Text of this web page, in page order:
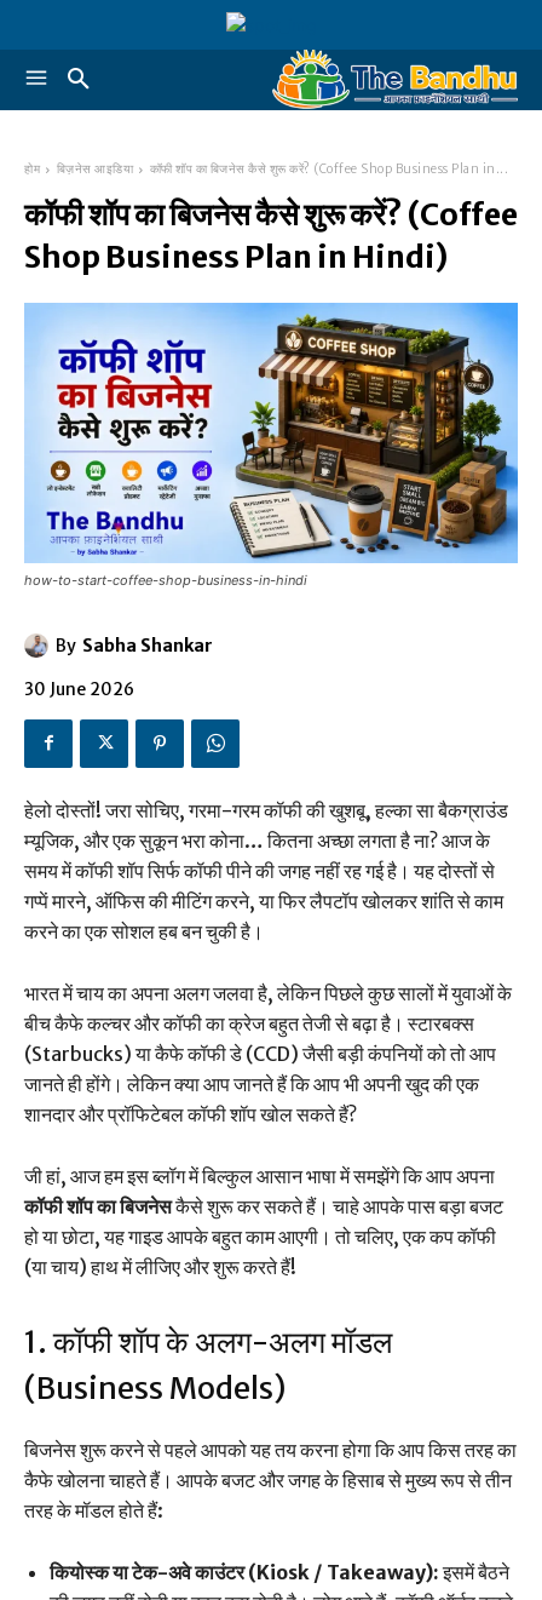
होम बिज़नेस आइडिया कॉफी शॉप का बिजनेस कैसे शुरू करें? (Coffee Shop Business Plan in...
कॉफी शॉप का बिजनेस कैसे शुरू करें? (Coffee
Shop Business Plan in Hindi)
how-to-start-coffee-shop-business-in-hindi
By Sabha Shankar
30 June 2026
हेलो दोस्तों! जरा सोचिए, गरमा-गरम कॉफी की खुशबू, हल्का सा बैकग्राउंड
म्यूजिक, और एक सुकून भरा कोना… कितना अच्छा लगता है ना? आज के
समय में कॉफी शॉप सिर्फ कॉफी पीने की जगह नहीं रह गई है। यह दोस्तों से
गप्पें मारने, ऑफिस की मीटिंग करने, या फिर लैपटॉप खोलकर शांति से काम
करने का एक सोशल हब बन चुकी है।
भारत में चाय का अपना अलग जलवा है, लेकिन पिछले कुछ सालों में युवाओं के
बीच कैफे कल्चर और कॉफी का क्रेज बहुत तेजी से बढ़ा है। स्टारबक्स
(Starbucks) या कैफे कॉफी डे (CCD) जैसी बड़ी कंपनियों को तो आप
जानते ही होंगे। लेकिन क्या आप जानते हैं कि आप भी अपनी खुद की एक
शानदार और प्रॉफिटेबल कॉफी शॉप खोल सकते हैं?
जी हां, आज हम इस ब्लॉग में बिल्कुल आसान भाषा में समझेंगे कि आप अपना
कॉफी शॉप का बिजनेसकैसे शुरू कर सकते हैं। चाहे आपके पास बड़ा बजट
हो या छोटा, यह गाइड आपके बहुत काम आएगी। तो चलिए, एक कप कॉफी
(या चाय) हाथ में लीजिए और शुरू करते हैं!
1. कॉफी शॉप के अलग-अलग मॉडल
(Business Models)
बिजनेस शुरू करने से पहले आपको यह तय करना होगा कि आप किस तरह का
कैफे खोलना चाहते हैं। आपके बजट और जगह के हिसाब से मुख्य रूप से तीन
तरह के मॉडल होते हैं:
कियोस्क या टेक-अवे काउंटर (Kiosk / Takeaway):इसमें बैठने